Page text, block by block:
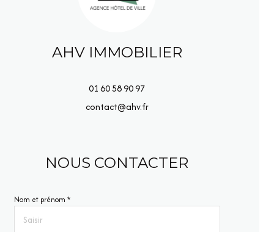
AHV IMMOBILIER
01 60 58 90 97
contact@ahv.fr
NOUS CONTACTER
Nom et prénom *